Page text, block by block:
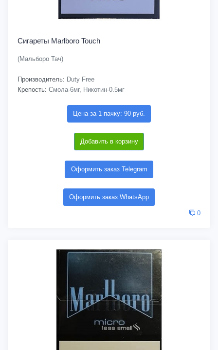
Сигареты Marlboro Touch
(Мальборо Тач)
Производитель: Duty Free
Крепость: Смола-6мг, Никотин-0.5мг
Цена за 1 пачку: 90 руб.
Добавить в корзину
Оформить заказ Telegram
Оформить заказ WhatsApp
0